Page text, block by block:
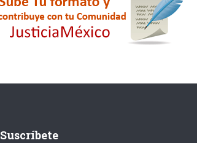
Suscríbete